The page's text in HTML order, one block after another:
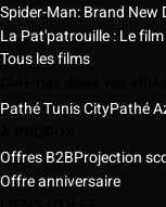
Spider-Man: Brand New
La Pat'patrouille : Le
Tous les films
Pathé Tunis CityPathé
Offres B2BProjection
Offre anniversaire